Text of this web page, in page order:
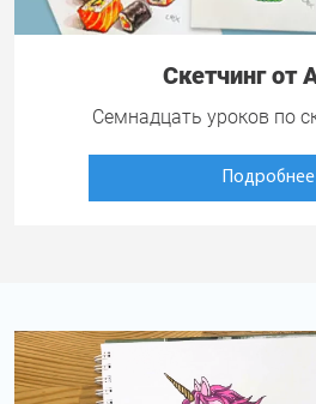
Скетчинг от
Семнадцать уроков по
Подробнее